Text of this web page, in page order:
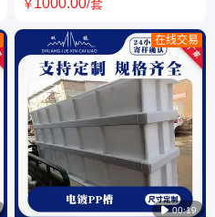
￥1000.00/套
 00:19
在线交易